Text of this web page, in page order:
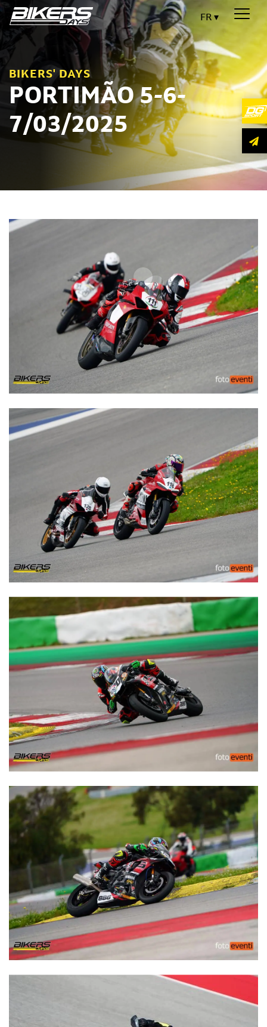
FR
BIKERS' DAYS
PORTIMÃO 5-6-
7/03/2025